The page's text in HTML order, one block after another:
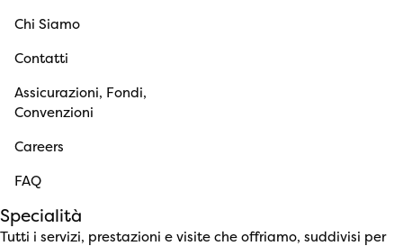
Chi Siamo
Contatti
Assicurazioni, Fondi,
Convenzioni
Careers
FAQ
Specialità
Tutti i servizi, prestazioni e visite che offriamo, suddivisi per